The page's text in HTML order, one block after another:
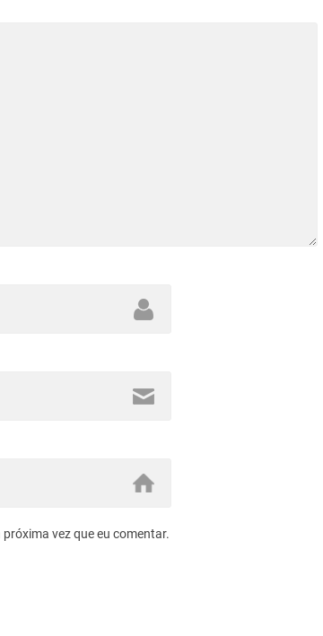
vez que eu comentar.